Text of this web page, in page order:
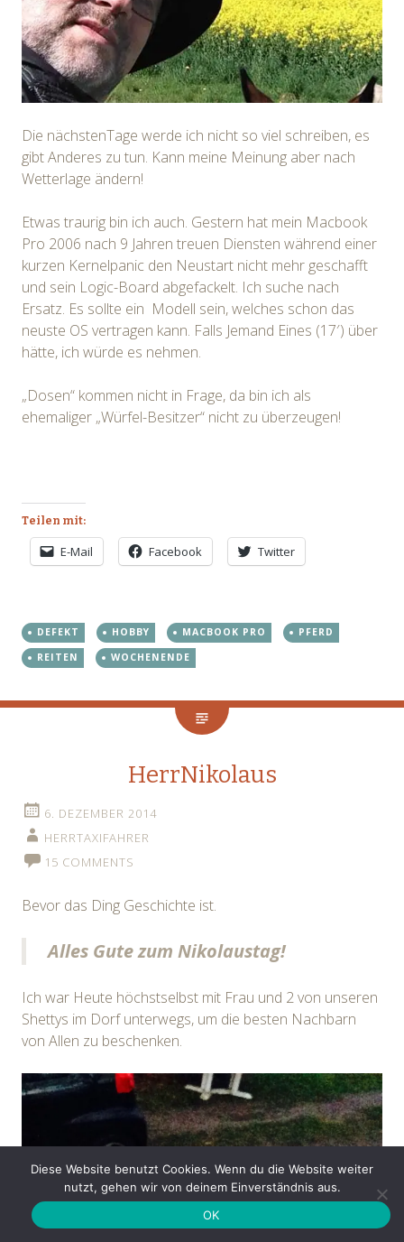
Die nächstenTage werde ich nicht so viel schreiben, es
gibt Anderes zu tun. Kann meine Meinung aber nach
Wetterlage ändern!
Etwas traurig bin ich auch. Gestern hat mein Macbook
Pro 2006 nach 9 Jahren treuen Diensten während einer
kurzen Kernelpanic den Neustart nicht mehr geschafft
und sein Logic-Board abgefackelt. Ich suche nach
Ersatz. Es sollte ein Modell sein, welches schon das
neuste OS vertragen kann. Falls Jemand Eines (17′) über
hätte, ich würde es nehmen.
„Dosen“ kommen nicht in Frage, da bin ich als
ehemaliger „Würfel-Besitzer“ nicht zu überzeugen!
Teilen mit:
E-Mail Facebook Twitter
DEFEKT HOBBY MACBOOK PRO
PFERD
REITEN
WOCHENENDE
HerrNikolaus
6. DEZEMBER 2014
HERRTAXIFAHRER
15 COMMENTS
Bevor das Ding Geschichte ist.
Alles Gute zum Nikolaustag!
Ich war Heute höchstselbst mit Frau und 2 von unseren
Shettys im Dorf unterwegs, um die besten Nachbarn
von Allen zu beschenken.
Diese Website benutzt Cookies. Wenn du die Website weiter
nutzt, gehen wir von deinem Einverständnis aus.
OK